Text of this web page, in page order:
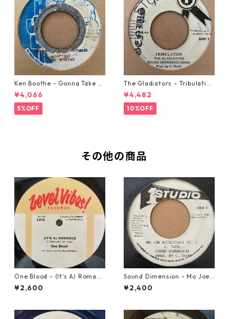
Ken Boothe - Gonna Take A
Miracle【7-21362】
¥4,066
5%OFF
The Gladiators - Tribulation
【7-21365】
¥4,482
10%OFF
その他の商品
One Blood - (It's A) Romanc
e【12-50054】
¥2,600
Sound Dimension - Mo Joe
Rock Steady【7-21087】
¥2,400